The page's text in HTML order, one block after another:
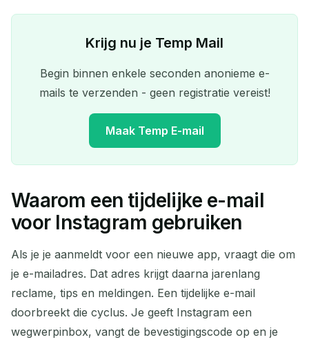
Krijg nu je Temp Mail
Begin binnen enkele seconden anonieme e-
mails te verzenden - geen registratie vereist!
Maak Temp E-mail
Je Tijdelijke E-mailadres:
Kopiëren QR
Waarom een tijdelijke e-mail
voor Instagram gebruiken
Als je je aanmeldt voor een nieuwe app, vraagt die om
je e-mailadres. Dat adres krijgt daarna jarenlang
reclame, tips en meldingen. Een tijdelijke e-mail
doorbreekt die cyclus. Je geeft Instagram een
wegwerpinbox, vangt de bevestigingscode op en je